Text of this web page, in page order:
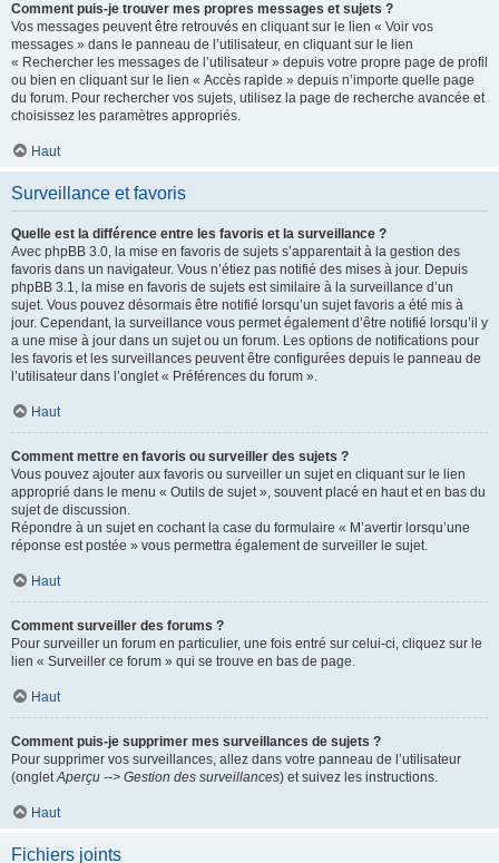
Comment puis-je trouver mes propres messages et sujets ?
Vos messages peuvent être retrouvés en cliquant sur le lien « Voir vos
messages » dans le panneau de l’utilisateur, en cliquant sur le lien
« Rechercher les messages de l’utilisateur » depuis votre propre page de profil
ou bien en cliquant sur le lien « Accès rapide » depuis n’importe quelle page
du forum. Pour rechercher vos sujets, utilisez la page de recherche avancée et
choisissez les paramètres appropriés.
Haut
Surveillance et favoris
Quelle est la différence entre les favoris et la surveillance ?
Avec phpBB 3.0, la mise en favoris de sujets s’apparentait à la gestion des
favoris dans un navigateur. Vous n’étiez pas notifié des mises à jour. Depuis
phpBB 3.1, la mise en favoris de sujets est similaire à la surveillance d’un
sujet. Vous pouvez désormais être notifié lorsqu’un sujet favoris a été mis à
jour. Cependant, la surveillance vous permet également d’être notifié lorsqu’il y
a une mise à jour dans un sujet ou un forum. Les options de notifications pour
les favoris et les surveillances peuvent être configurées depuis le panneau de
l’utilisateur dans l’onglet « Préférences du forum ».
Haut
Comment mettre en favoris ou surveiller des sujets ?
Vous pouvez ajouter aux favoris ou surveiller un sujet en cliquant sur le lien
approprié dans le menu « Outils de sujet », souvent placé en haut et en bas du
sujet de discussion.
Répondre à un sujet en cochant la case du formulaire « M’avertir lorsqu’une
réponse est postée » vous permettra également de surveiller le sujet.
Haut
Comment surveiller des forums ?
Pour surveiller un forum en particulier, une fois entré sur celui-ci, cliquez sur le
lien « Surveiller ce forum » qui se trouve en bas de page.
Haut
Comment puis-je supprimer mes surveillances de sujets ?
Pour supprimer vos surveillances, allez dans votre panneau de l’utilisateur
(ongletAperçu --> Gestion des surveillances) et suivez les instructions.
Haut
Fichiers joints